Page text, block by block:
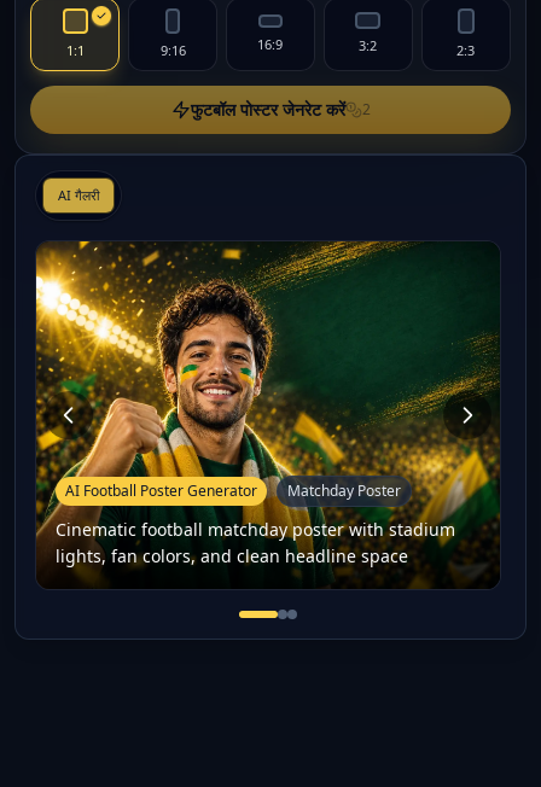
1:1 9:16 16:9 3:2 2:3
फुटबॉल पोस्टर जेनरेट करें 2
AI गैलरी
AI Football Poster Generator Matchday Poster
Cinematic football matchday poster with stadium
lights, fan colors, and clean headline space
Cinematic football matchday
Football player-style fan
16:9 football thumbnail